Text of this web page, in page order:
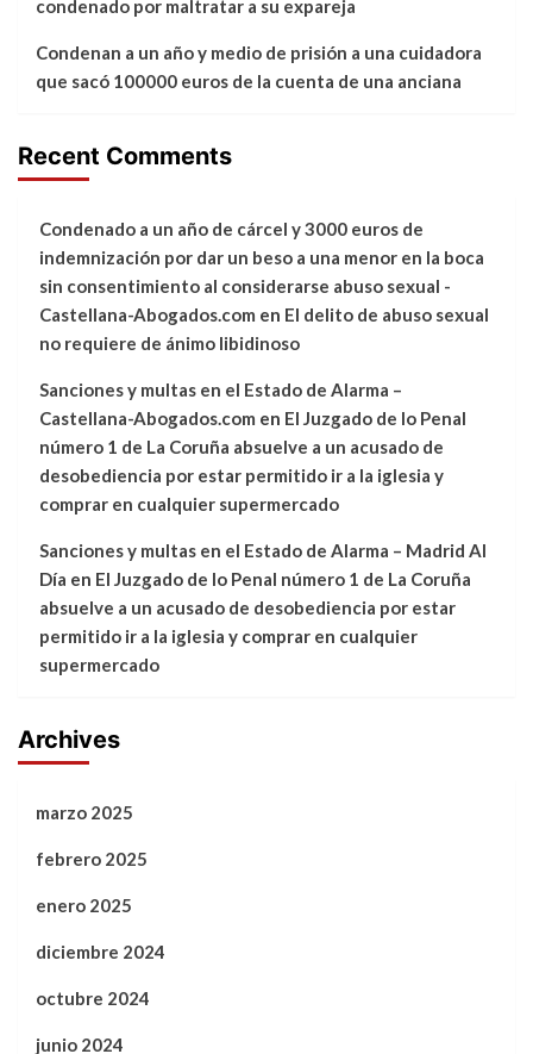
condenado por maltratar a su expareja
Condenan a un año y medio de prisión a una cuidadora
que sacó 100000 euros de la cuenta de una anciana
Recent Comments
Condenado a un año de cárcel y 3000 euros de
indemnización por dar un beso a una menor en la boca
sin consentimiento al considerarse abuso sexual -
Castellana-Abogados.com en El delito de abuso sexual
no requiere de ánimo libidinoso
Sanciones y multas en el Estado de Alarma –
Castellana-Abogados.com en El Juzgado de lo Penal
número 1 de La Coruña absuelve a un acusado de
desobediencia por estar permitido ir a la iglesia y
comprar en cualquier supermercado
Sanciones y multas en el Estado de Alarma – Madrid Al
Día en El Juzgado de lo Penal número 1 de La Coruña
absuelve a un acusado de desobediencia por estar
permitido ir a la iglesia y comprar en cualquier
supermercado
Archives
marzo 2025
febrero 2025
enero 2025
diciembre 2024
octubre 2024
junio 2024